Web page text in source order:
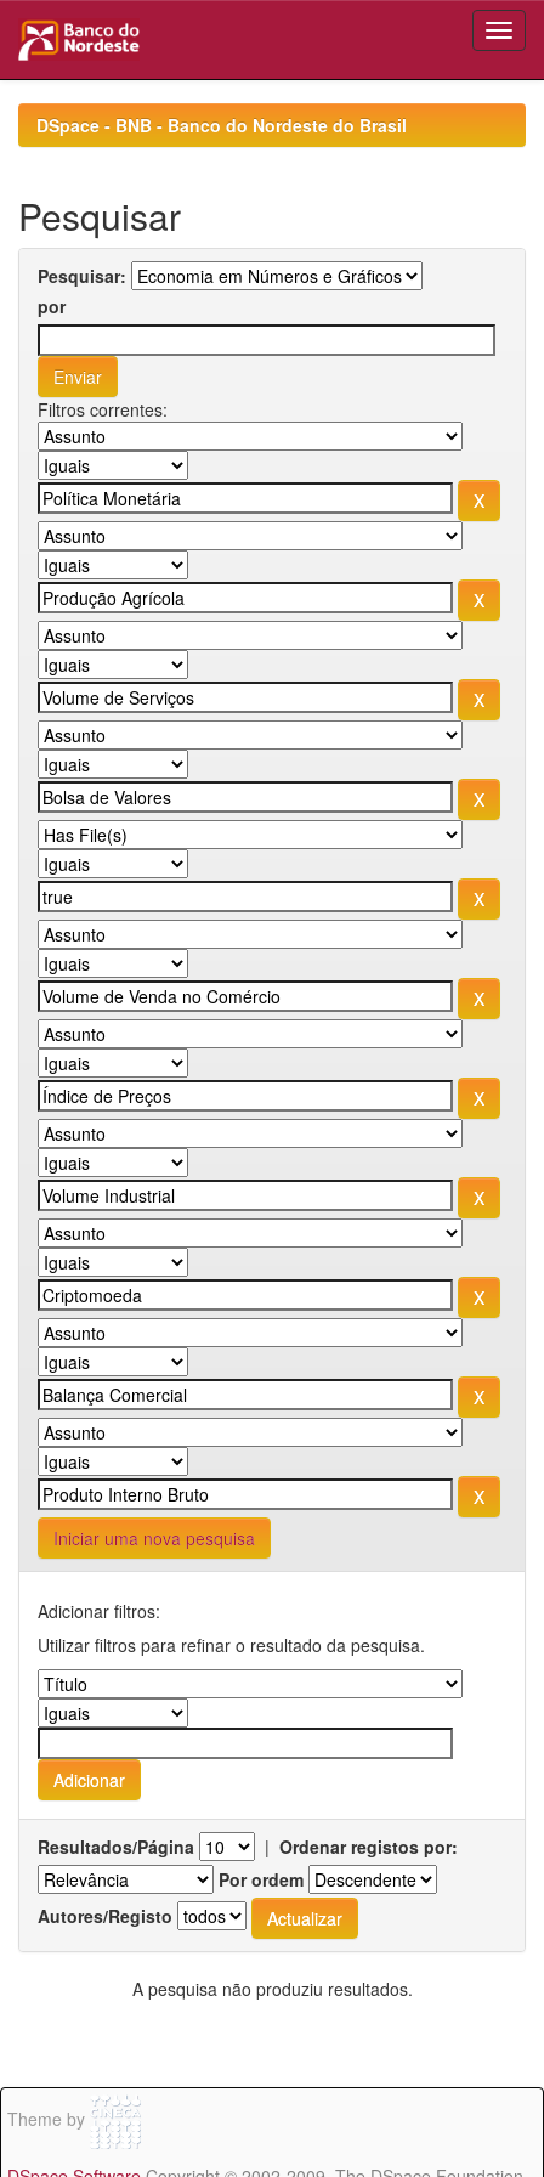
navigationDSpace - BNB - Banco do Nordeste do Brasil
Pesquisar
Pesquisar:
por
Filtros correntes:
Iniciar uma nova pesquisa
Adicionar filtros:
Utilizar filtros para refinar o resultado da pesquisa.
Resultados/Página | Ordenar registos por:
Por ordem
Autores/Registo
A pesquisa não produziu resultados.
Theme by